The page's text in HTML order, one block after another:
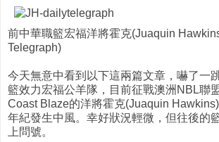
前中華職籃宏福洋將霍克(Juaquin
Telegraph)
今天無意中看到以下這兩篇文章，嚇了一
籃效力宏福公羊隊，目前征戰澳洲NBL聯
Coast Blaze的洋將霍克(Juaquin
年紀發生中風。幸好狀況輕微，但往後的
上問號。